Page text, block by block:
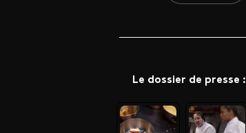
Le dossier de presse :